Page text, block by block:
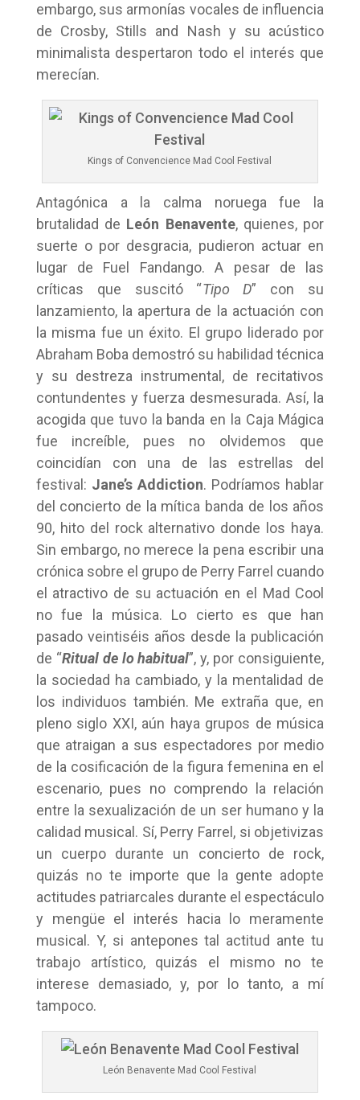
embargo, sus armonías vocales de influencia
de Crosby, Stills and Nash y su acústico
minimalista despertaron todo el interés que
merecían.
Kings of Convencience Mad Cool Festival
Antagónica a la calma noruega fue la
brutalidad de León Benavente, quienes, por
suerte o por desgracia, pudieron actuar en
lugar de Fuel Fandango. A pesar de las
críticas que suscitó “Tipo D” con su
lanzamiento, la apertura de la actuación con
la misma fue un éxito. El grupo liderado por
Abraham Boba demostró su habilidad técnica
y su destreza instrumental, de recitativos
contundentes y fuerza desmesurada. Así, la
acogida que tuvo la banda en la Caja Mágica
fue increíble, pues no olvidemos que
coincidían con una de las estrellas del
festival: Jane’s Addiction. Podríamos hablar
del concierto de la mítica banda de los años
90, hito del rock alternativo donde los haya.
Sin embargo, no merece la pena escribir una
crónica sobre el grupo de Perry Farrel cuando
el atractivo de su actuación en el Mad Cool
no fue la música. Lo cierto es que han
pasado veintiséis años desde la publicación
de “Ritual de lo habitual”, y, por consiguiente,
la sociedad ha cambiado, y la mentalidad de
los individuos también. Me extraña que, en
pleno siglo XXI, aún haya grupos de música
que atraigan a sus espectadores por medio
de la cosificación de la figura femenina en el
escenario, pues no comprendo la relación
entre la sexualización de un ser humano y la
calidad musical. Sí, Perry Farrel, si objetivizas
un cuerpo durante un concierto de rock,
quizás no te importe que la gente adopte
actitudes patriarcales durante el espectáculo
y mengüe el interés hacia lo meramente
musical. Y, si antepones tal actitud ante tu
trabajo artístico, quizás el mismo no te
interese demasiado, y, por lo tanto, a mí
tampoco.
León Benavente Mad Cool Festival